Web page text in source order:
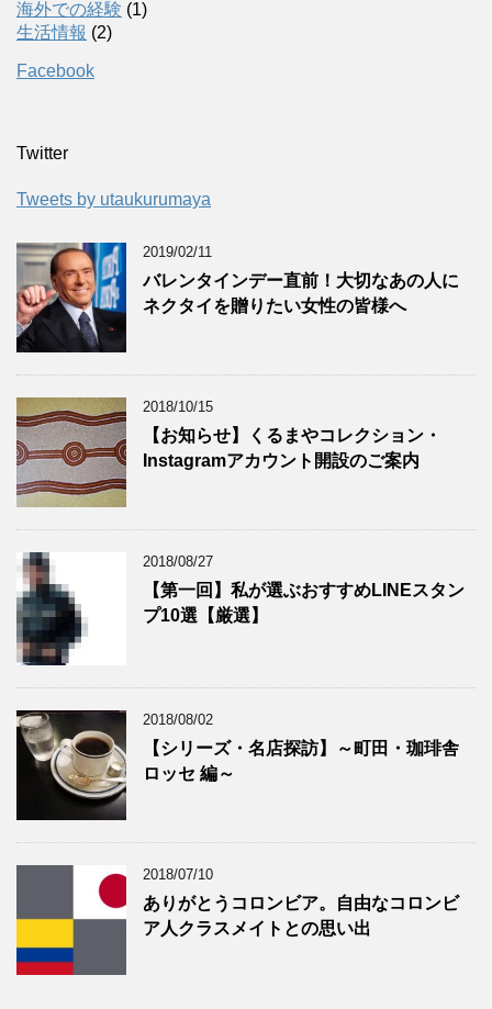
海外での経験 (1)
生活情報 (2)
Facebook
Twitter
Tweets by utaukurumaya
2019/02/11
バレンタインデー直前！大切なあの人に
ネクタイを贈りたい女性の皆様へ
2018/10/15
【お知らせ】くるまやコレクション・
Instagramアカウント開設のご案内
2018/08/27
【第一回】私が選ぶおすすめLINEスタン
プ10選【厳選】
2018/08/02
【シリーズ・名店探訪】～町田・珈琲舎
ロッセ 編～
2018/07/10
ありがとうコロンビア。自由なコロンビ
ア人クラスメイトとの思い出